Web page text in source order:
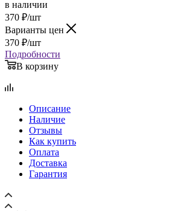
370₽/шт
Подробности
В корзину
Описание
Как купить
Оплата
Доставка
Гарантия